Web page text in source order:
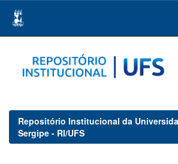
navigation
Repositório Institucional da
Sergipe - RI/UFS